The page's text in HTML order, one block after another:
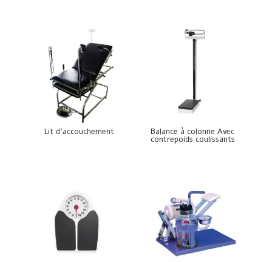
Lit d’accouchement Balance à colonne Avec
contrepoids coulissants